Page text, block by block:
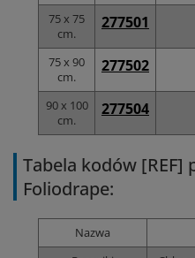
75 x 75
cm.
277501
75 x 90
cm.
277502
90 x 100
cm.
277504
Tabela kodów [REF]
Foliodrape:
Nazwa